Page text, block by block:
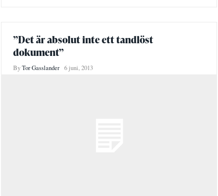
”Det är absolut inte ett tandlöst
dokument”
ByTor Gasslander 6 juni, 2013